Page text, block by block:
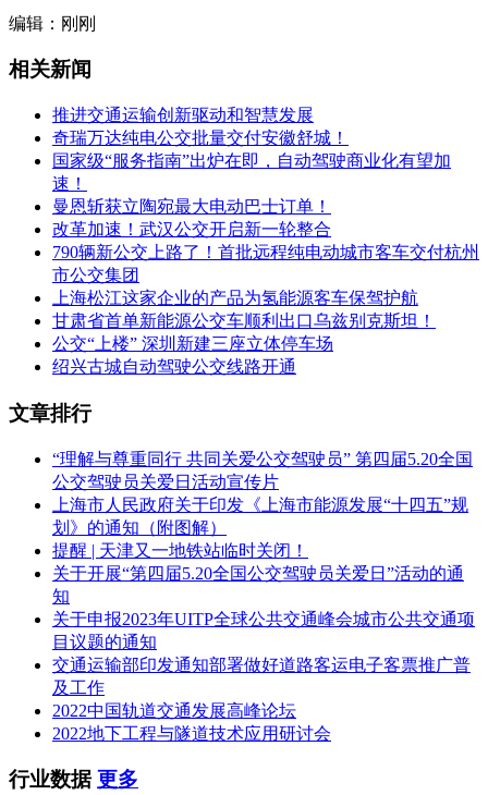
编辑：刚刚
相关新闻
推进交通运输创新驱动和智慧发展
奇瑞万达纯电公交批量交付安徽舒城！
国家级“服务指南”出炉在即，自动驾驶商业化有望加
速！
曼恩斩获立陶宛最大电动巴士订单！
改革加速！武汉公交开启新一轮整合
790辆新公交上路了！首批远程纯电动城市客车交付杭州
市公交集团
上海松江这家企业的产品为氢能源客车保驾护航
甘肃省首单新能源公交车顺利出口乌兹别克斯坦！
公交“上楼” 深圳新建三座立体停车场
绍兴古城自动驾驶公交线路开通
文章排行
“理解与尊重同行 共同关爱公交驾驶员” 第四届5.20全国
公交驾驶员关爱日活动宣传片
上海市人民政府关于印发《上海市能源发展“十四五”规
划》的通知（附图解）
提醒 | 天津又一地铁站临时关闭！
关于开展“第四届5.20全国公交驾驶员关爱日”活动的通
知
关于申报2023年UITP全球公共交通峰会城市公共交通项
目议题的通知
交通运输部印发通知部署做好道路客运电子客票推广普
及工作
2022中国轨道交通发展高峰论坛
2022地下工程与隧道技术应用研讨会
行业数据更多